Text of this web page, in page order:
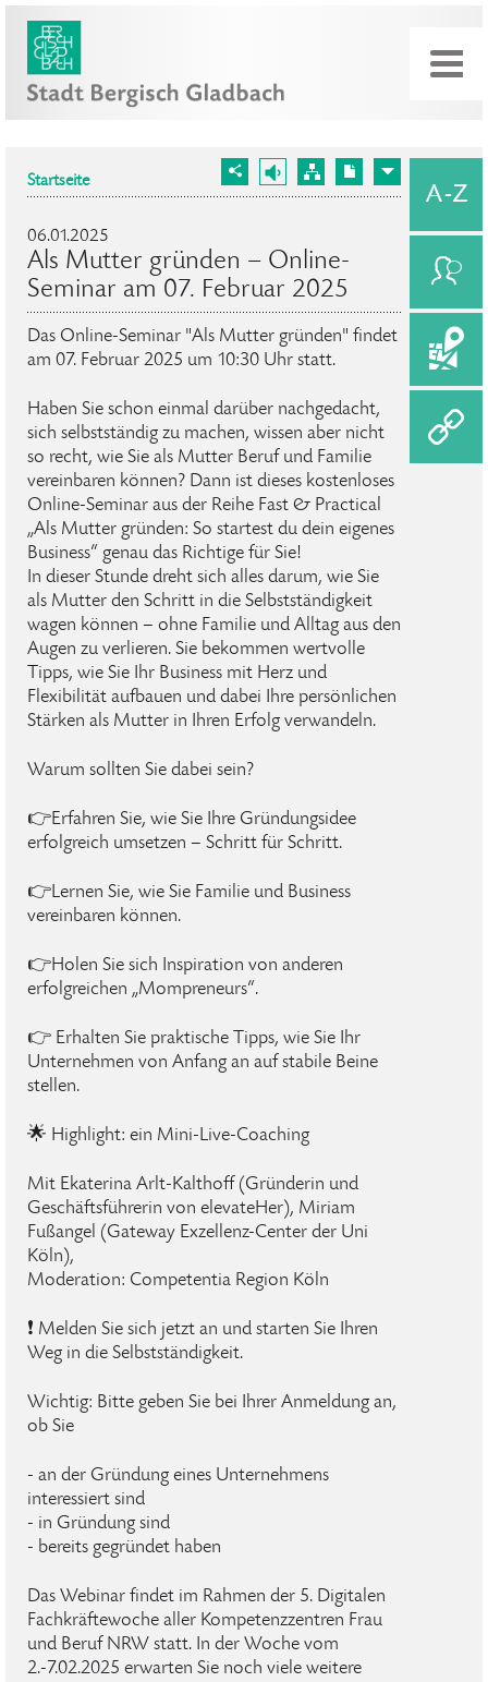
Startseite
06.01.2025
Als Mutter gründen – Online-
Seminar am 07. Februar 2025
Das Online-Seminar "Als Mutter gründen" findet
am 07. Februar 2025 um 10:30 Uhr statt.
Haben Sie schon einmal darüber nachgedacht,
sich selbstständig zu machen, wissen aber nicht
so recht, wie Sie als Mutter Beruf und Familie
vereinbaren können? Dann ist dieses kostenloses
Online-Seminar aus der Reihe Fast & Practical
„Als Mutter gründen: So startest du dein eigenes
Business“ genau das Richtige für Sie!
In dieser Stunde dreht sich alles darum, wie Sie
als Mutter den Schritt in die Selbstständigkeit
wagen können – ohne Familie und Alltag aus den
Augen zu verlieren. Sie bekommen wertvolle
Tipps, wie Sie Ihr Business mit Herz und
Flexibilität aufbauen und dabei Ihre persönlichen
Stärken als Mutter in Ihren Erfolg verwandeln.
Warum sollten Sie dabei sein?
👉Erfahren Sie, wie Sie Ihre Gründungsidee
erfolgreich umsetzen – Schritt für Schritt.
👉Lernen Sie, wie Sie Familie und Business
vereinbaren können.
👉Holen Sie sich Inspiration von anderen
erfolgreichen „Mompreneurs“.
👉 Erhalten Sie praktische Tipps, wie Sie Ihr
Unternehmen von Anfang an auf stabile Beine
stellen.
🌟 Highlight: ein Mini-Live-Coaching
Mit Ekaterina Arlt-Kalthoff (Gründerin und
Geschäftsführerin von elevateHer), Miriam
Fußangel (Gateway Exzellenz-Center der Uni
Köln),
Moderation: Competentia Region Köln
❗ Melden Sie sich jetzt an und starten Sie Ihren
Weg in die Selbstständigkeit.
Wichtig: Bitte geben Sie bei Ihrer Anmeldung an,
ob Sie
- an der Gründung eines Unternehmens
interessiert sind
- in Gründung sind
- bereits gegründet haben
Das Webinar findet im Rahmen der 5. Digitalen
Fachkräftewoche aller Kompetenzzentren Frau
und Beruf NRW statt. In der Woche vom
2.-7.02.2025 erwarten Sie noch viele weitere